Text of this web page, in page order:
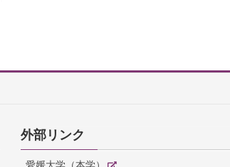
外部リンク
愛媛大学（本学）